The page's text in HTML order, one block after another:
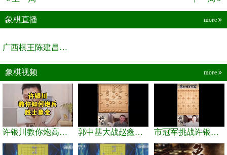
象棋直播 more
广西棋王陈建昌直播间
象棋视频 more
许银川教你炮高兵士象全如何赢士象全，简单四步即可 郭中基大战赵鑫鑫，许银川激情讲解 市冠军挑战许银川，急进中兵变化真激烈！